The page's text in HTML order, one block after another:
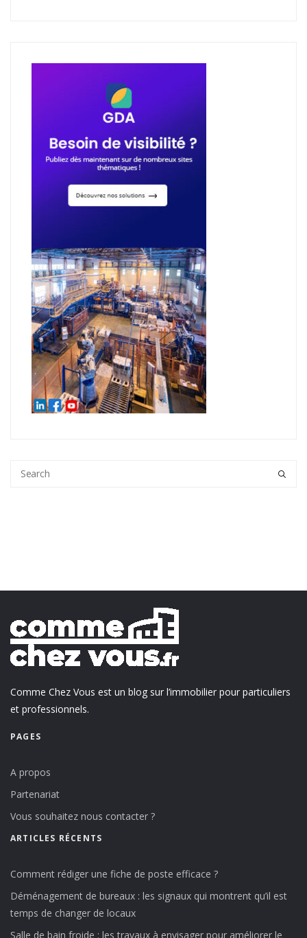
Comme Chez Vous est un blog sur l’immobilier pour particuliers
et professionnels.
PAGES
A propos
Partenariat
Vous souhaitez nous contacter ?
ARTICLES RÉCENTS
Comment rédiger une fiche de poste efficace ?
Déménagement de bureaux : les signaux qui montrent qu’il est
temps de changer de locaux
Salle de bain froide : les travaux à envisager pour améliorer le